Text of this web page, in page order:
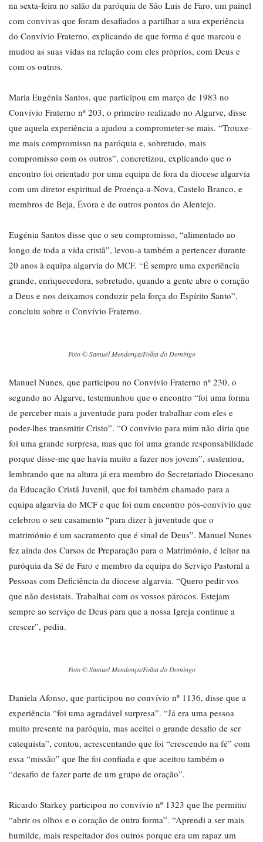
na sexta-feira no salão da paróquia de São Luís de Faro, um painel
com convivas que foram desafiados a partilhar a sua experiência
do Convívio Fraterno, explicando de que forma é que marcou e
mudou as suas vidas na relação com eles próprios, com Deus e
com os outros.
Maria Eugénia Santos, que participou em março de 1983 no
Convívio Fraterno nº 203, o primeiro realizado no Algarve, disse
que aquela experiência a ajudou a comprometer-se mais. “Trouxe-
me mais compromisso na paróquia e, sobretudo, mais
compromisso com os outros”, concretizou, explicando que o
encontro foi orientado por uma equipa de fora da diocese algarvia
com um diretor espiritual de Proença-a-Nova, Castelo Branco, e
membros de Beja, Évora e de outros pontos do Alentejo.
Eugénia Santos disse que o seu compromisso, “alimentado ao
longo de toda a vida cristã”, levou-a também a pertencer durante
20 anos à equipa algarvia do MCF. “É sempre uma experiência
grande, enriquecedora, sobretudo, quando a gente abre o coração
a Deus e nos deixamos conduzir pela força do Espírito Santo”,
concluiu sobre o Convívio Fraterno.
Foto © Samuel Mendonça/Folha do Domingo
Manuel Nunes, que participou no Convívio Fraterno nº 230, o
segundo no Algarve, testemunhou que o encontro “foi uma forma
de perceber mais a juventude para poder trabalhar com eles e
poder-lhes transmitir Cristo”. “O convívio para mim não diria que
foi uma grande surpresa, mas que foi uma grande responsabilidade
porque disse-me que havia muito a fazer nos jovens”, sustentou,
lembrando que na altura já era membro do Secretariado Diocesano
da Educação Cristã Juvenil, que foi também chamado para a
equipa algarvia do MCF e que foi num encontro pós-convívio que
celebrou o seu casamento “para dizer à juventude que o
matrimónio é um sacramento que é sinal de Deus”. Manuel Nunes
fez ainda dos Cursos de Preparação para o Matrimónio, é leitor na
paróquia da Sé de Faro e membro da equipa do Serviço Pastoral a
Pessoas com Deficiência da diocese algarvia. “Quero pedir-vos
que não desistais. Trabalhai com os vossos párocos. Estejam
sempre ao serviço de Deus para que a nossa Igreja continue a
crescer”, pediu.
Foto © Samuel Mendonça/Folha do Domingo
Daniela Afonso, que participou no convívio nº 1136, disse que a
experiência “foi uma agradável surpresa”. “Já era uma pessoa
muito presente na paróquia, mas aceitei o grande desafio de ser
catequista”, contou, acrescentando que foi “crescendo na fé” com
essa “missão” que lhe foi confiada e que aceitou também o
“desafio de fazer parte de um grupo de oração”.
Ricardo Starkey participou no convívio nº 1323 que lhe permitiu
“abrir os olhos e o coração de outra forma”. “Aprendi a ser mais
humilde, mais respeitador dos outros porque era um rapaz um